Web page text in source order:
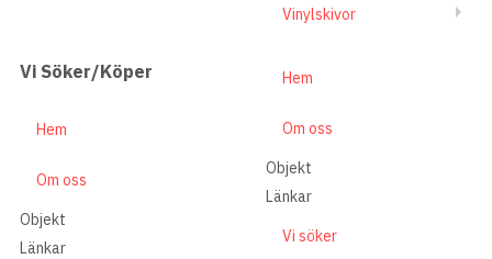
Vinylskivor
Vi Söker/Köper
Hem
Om oss
Objekt
Länkar
Hem
Om oss
Objekt
Länkar
Vi söker